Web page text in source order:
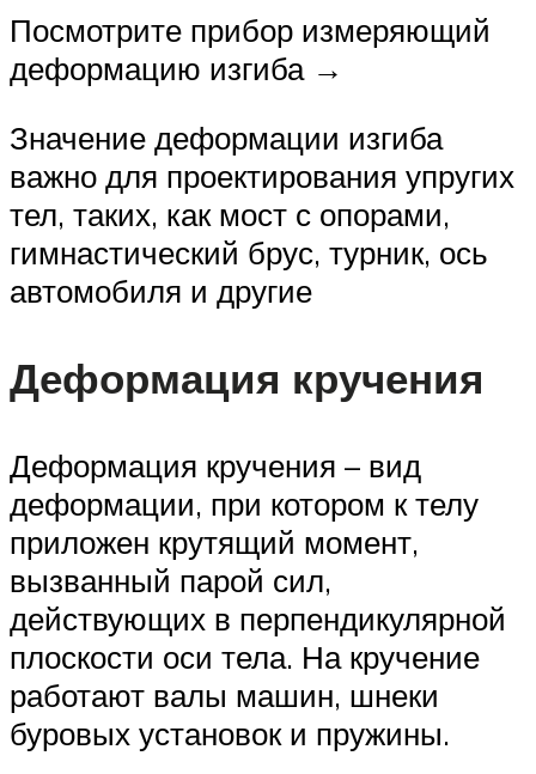
Посмотрите прибор измеряющий
деформацию изгиба →
Значение деформации изгиба
важно для проектирования упругих
тел, таких, как мост с опорами,
гимнастический брус, турник, ось
автомобиля и другие
Деформация кручения
Деформация кручения – вид
деформации, при котором к телу
приложен крутящий момент,
вызванный парой сил,
действующих в перпендикулярной
плоскости оси тела. На кручение
работают валы машин, шнеки
буровых установок и пружины.